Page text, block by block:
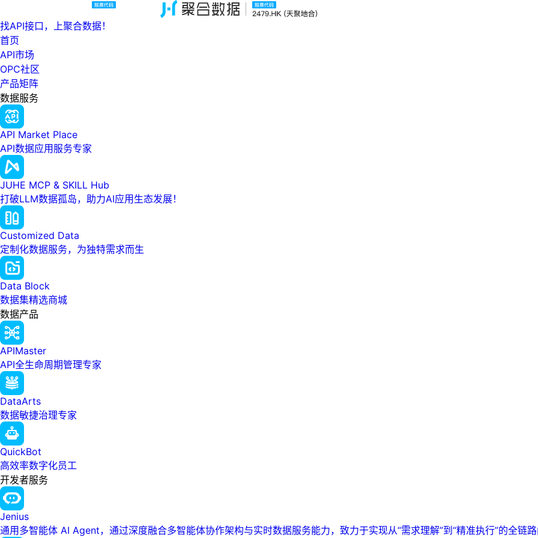
找API接口，上聚合数据！
首页
API市场
OPC社区
产品矩阵
数据服务
API Market Place
API数据应用服务专家
JUHE MCP & SKILL Hub
打破LLM数据孤岛，助力AI应用生态发展！
Customized Data
定制化数据服务，为独特需求而生
Data Block
数据集精选商城
数据产品
APIMaster
API全生命周期管理专家
DataArts
数据敏捷治理专家
QuickBot
高效率数字化员工
开发者服务
Jenius
通用多智能体 AI Agent，通过深度融合多智能体协作架构与实时数据服务能力，致力于实现从“需求理解”到“精准执行”的全链